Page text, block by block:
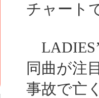
チャート
同曲が注
事故で亡